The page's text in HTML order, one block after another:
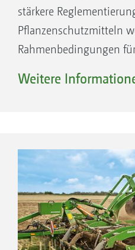
stärkere
Pflanzenschutzmitteln
Rahmenbedingungen
geändert. Damit die
Feldhygiene weiter an
Deshalb bietet
Vorwerkzeugen für die
Catros für jeden Betrieb
Weitere